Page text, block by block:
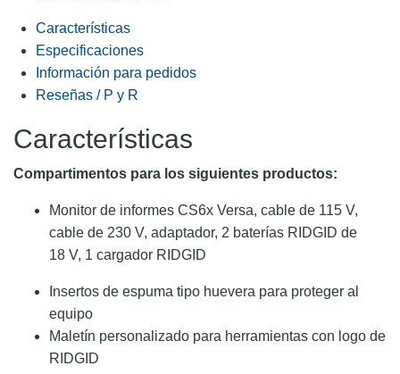
Características
Especificaciones
Información para pedidos
Reseñas / P y R
Características
Compartimentos para los siguientes productos:
Monitor de informes CS6x Versa, cable de 115 V,
cable de 230 V, adaptador, 2 baterías RIDGID de
18 V, 1 cargador RIDGID
Insertos de espuma tipo huevera para proteger al
equipo
Maletín personalizado para herramientas con logo de
RIDGID